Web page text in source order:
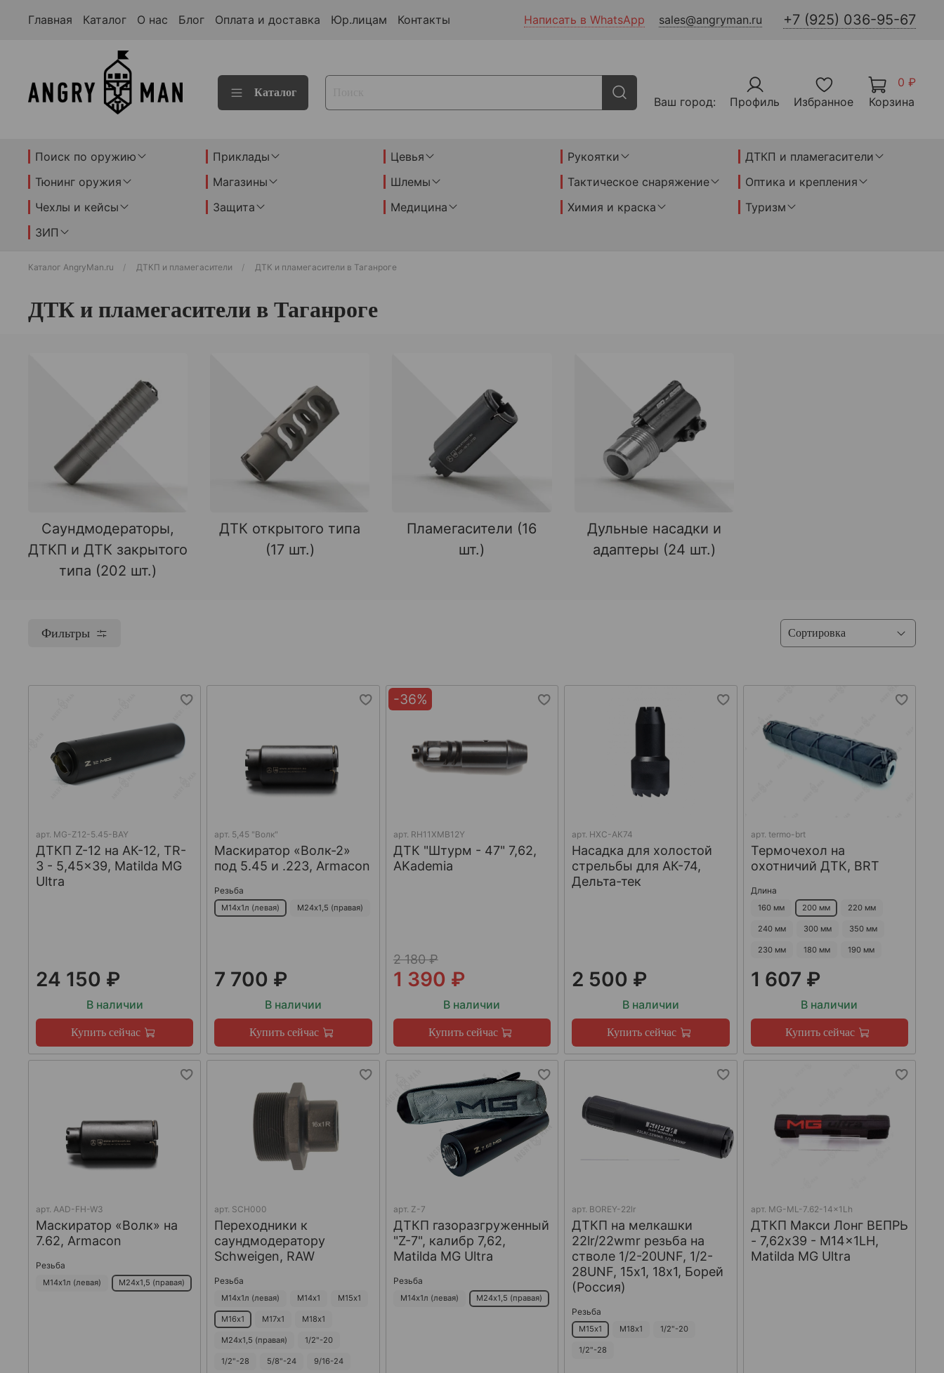
Главная Каталог О нас Блог Оплата и доставка Юр.лицам Контакты Написать в WhatsApp sales@angryman.ru +7 (925) 036-95-67
Каталог
Ваш город: Профиль Избранное
0 ₽
Корзина
Поиск по оружию Приклады Цевья Рукоятки
ДТКП и пламегасители
Тюнинг оружия
Магазины Шлемы Тактическое снаряжение
Оптика и крепления
Чехлы и кейсы
Защита Медицина Химия и краска
Туризм
ЗИП
Каталог AngryMan.ru ДТКП и пламегасители ДТК и пламегасители в Таганроге
ДТК и пламегасители в Таганроге
Саундмодераторы,
ДТКП и ДТК закрытого
типа (202 шт.)
ДТК открытого типа
(17 шт.)
Пламегасители (16
шт.)
Дульные насадки и
адаптеры (24 шт.)
Фильтры
арт. MG-Z12-5.45-BAY
ДТКП Z-12 на АК-12, TR-
3 - 5,45x39, Matilda MG
Ultra
24 150 ₽
В наличии
Купить сейчас
арт. 5,45 "Волк"
Маскиратор «Волк-2»
под 5.45 и .223, Armacon
Резьба
М14х1л (левая) М24х1,5 (правая)
7 700 ₽
В наличии
Купить сейчас
-36%
арт. RH11XMB12Y
ДТК "Штурм - 47" 7,62,
AKademia
2 180 ₽
1 390 ₽
В наличии
Купить сейчас
арт. НХС-АК74
Насадка для холостой
стрельбы для АК-74,
Дельта-тек
2 500 ₽
В наличии
Купить сейчас
арт. termo-brt
Термочехол на
охотничий ДТК, BRT
Длина
160 мм 200 мм 220 мм
240 мм 300 мм 350 мм
230 мм 180 мм 190 мм
1 607 ₽
В наличии
Купить сейчас
арт. AAD-FH-W3
Маскиратор «Волк» на
7.62, Armacon
Резьба
М14х1л (левая) М24х1,5 (правая)
арт. SCH000
Переходники к
саундмодератору
Schweigen, RAW
Резьба
М14х1л (левая) М14х1 М15х1
М16х1 М17х1 М18х1
М24х1,5 (правая) 1/2"-20
1/2"-28 5/8"-24 9/16-24
арт. Z-7
ДТКП газоразгруженный
"Z-7", калибр 7,62,
Matilda MG Ultra
Резьба
М14х1л (левая) М24х1,5 (правая)
арт. BOREY-22lr
ДТКП на мелкашки
22lr/22wmr резьба на
стволе 1/2-20UNF, 1/2-
28UNF, 15х1, 18х1, Борей
(Россия)
Резьба
М15х1 М18х1 1/2"-20
1/2"-28
арт. MG-ML-7.62-14x1Lh
ДТКП Макси Лонг ВЕПРЬ
- 7,62x39 - M14x1LH,
Matilda MG Ultra